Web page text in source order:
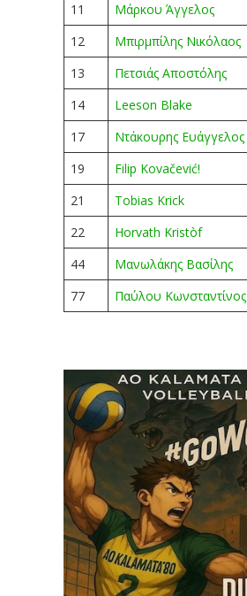
11
Μάρκου Άγγελος
12
Μπιρμπίλης Νικόλαος
13
Πετσιάς Αποστόλης
14
Leeson Blake
17
Ντάκουρης Ευάγγελος
19
Filip Kovačević!
21
Tobias Krick
22
Horvath Kristòf
44
Μανωλάκης Βασίλης
77
Παύλου Κωνσταντίνος